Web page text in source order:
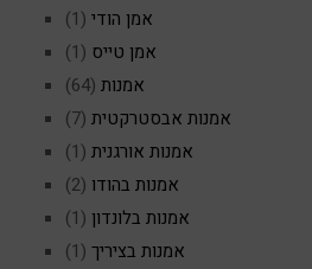
אמן הודי (1)
אמן טייס (1)
אמנות (64)
אמנות אבסטרקטית (7)
אמנות אורגנית (1)
אמנות בהודו (2)
אמנות בלונדון (1)
אמנות בציריך (1)